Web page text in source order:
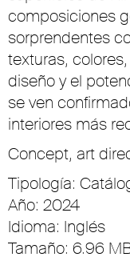
composiciones
sorprendentes
texturas,
diseño y el
se ven
interiores más
Concept, art
Tipología:
Año: 2024
Idioma: Inglés
Tamaño: 6.96